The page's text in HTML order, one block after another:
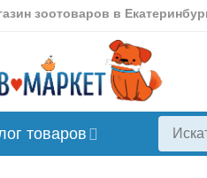
зоотоваров в
товаров